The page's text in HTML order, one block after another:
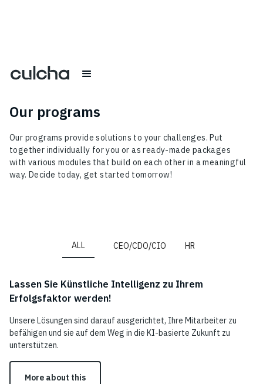
Our programs
Our programs provide solutions to your challenges. Put
together individually for you or as ready-made packages
with various modules that build on each other in a meaningful
way. Decide today, get started tomorrow!
ALL CEO/CDO/CIO HR
Lassen Sie Künstliche Intelligenz zu Ihrem
Erfolgsfaktor werden!
Unsere Lösungen sind darauf ausgerichtet, Ihre Mitarbeiter zu
befähigen und sie auf dem Weg in die KI-basierte Zukunft zu
unterstützen.
More about this